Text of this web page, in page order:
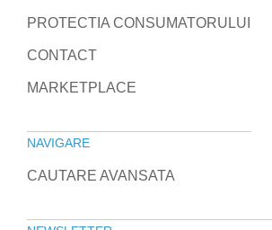
PROTECTIA CONSUMATORULUI
CONTACT
MARKETPLACE
NAVIGARE
CAUTARE AVANSATA